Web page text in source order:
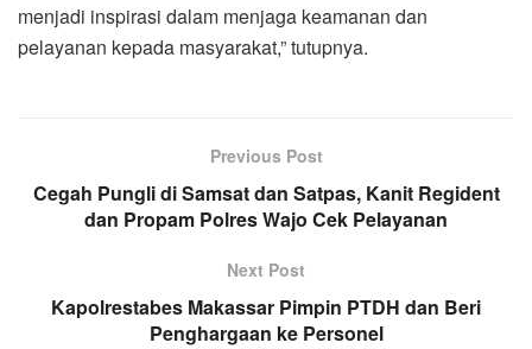
menjadi inspirasi dalam menjaga keamanan dan
pelayanan kepada masyarakat,” tutupnya.
Previous Post
Cegah Pungli di Samsat dan Satpas, Kanit Regident
dan Propam Polres Wajo Cek Pelayanan
Next Post
Kapolrestabes Makassar Pimpin PTDH dan Beri
Penghargaan ke Personel